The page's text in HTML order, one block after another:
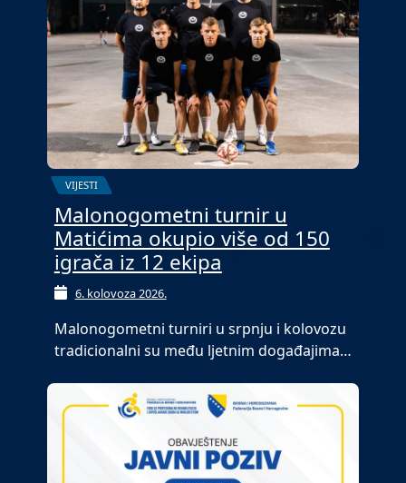
VIJESTI
Malonogometni turnir u
Matićima okupio više od 150
igrača iz 12 ekipa
6. kolovoza 2026.
Malonogometni turniri u srpnju i kolovozu
tradicionalni su među ljetnim događajima…